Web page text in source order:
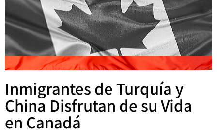
Inmigrantes de Turquía y
China Disfrutan de su Vida
en Canadá